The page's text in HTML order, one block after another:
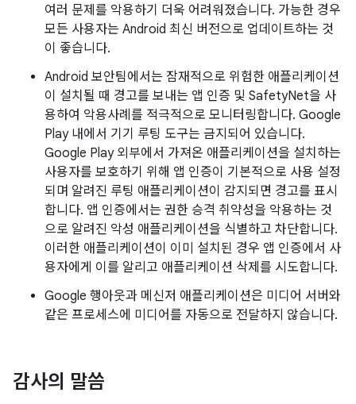
여러 문제를 악용하기 더욱 어려워졌습니다. 가능한 경우
모든 사용자는 Android 최신 버전으로 업데이트하는 것
이 좋습니다.
Android 보안팀에서는 잠재적으로 위험한 애플리케이션
이 설치될 때 경고를 보내는 앱 인증 및 SafetyNet을 사
용하여 악용사례를 적극적으로 모니터링합니다. Google
Play 내에서 기기 루팅 도구는 금지되어 있습니다.
Google Play 외부에서 가져온 애플리케이션을 설치하는
사용자를 보호하기 위해 앱 인증이 기본적으로 사용 설정
되며 알려진 루팅 애플리케이션이 감지되면 경고를 표시
합니다. 앱 인증에서는 권한 승격 취약성을 악용하는 것
으로 알려진 악성 애플리케이션을 식별하고 차단합니다.
이러한 애플리케이션이 이미 설치된 경우 앱 인증에서 사
용자에게 이를 알리고 애플리케이션 삭제를 시도합니다.
Google 행아웃과 메신저 애플리케이션은 미디어 서버와
같은 프로세스에 미디어를 자동으로 전달하지 않습니다.
감사의 말씀